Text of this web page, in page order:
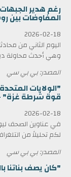
رغم هدير
المفاوضات بين
2026-02-18
اليوم الثاني من
وهي أحدث محاولة
المصدر: بي بي سي
"الولايات
قوة شرطة غزة"
2026-02-18
لكم تحليلاً من
المصدر: بي بي سي
"كان يصف بناتنا